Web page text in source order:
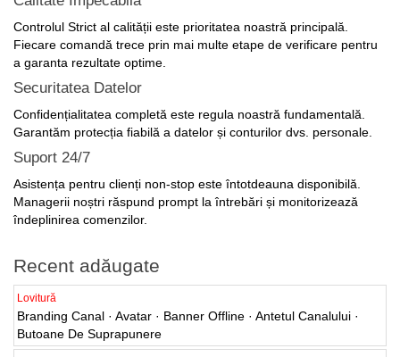
Fiecare comandă trece prin mai multe etape de verificare pentru
a garanta rezultate optime.
Securitatea Datelor
Garantăm protecția fiabilă a datelor și conturilor dvs. personale.
Suport 24/7
Managerii noștri răspund prompt la întrebări și monitorizează
îndeplinirea comenzilor.
Lovitură
Branding Canal · Avatar · Banner Offline · Antetul Canalului ·
Butoane De Suprapunere
YouTube